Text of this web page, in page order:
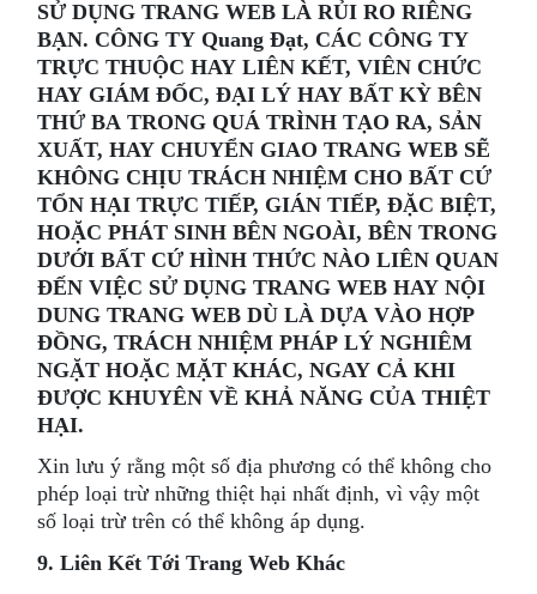
SỬ DỤNG TRANG WEB LÀ RỦI RO RIÊNG
BẠN. CÔNG TY Quang Đạt, CÁC CÔNG TY
TRỰC THUỘC HAY LIÊN KẾT, VIÊN CHỨC
HAY GIÁM ĐỐC, ĐẠI LÝ HAY BẤT KỲ BÊN
THỨ BA TRONG QUÁ TRÌNH TẠO RA, SẢN
XUẤT, HAY CHUYỂN GIAO TRANG WEB SẼ
KHÔNG CHỊU TRÁCH NHIỆM CHO BẤT CỨ
TỔN HẠI TRỰC TIẾP, GIÁN TIẾP, ĐẶC BIỆT,
HOẶC PHÁT SINH BÊN NGOÀI, BÊN TRONG
DƯỚI BẤT CỨ HÌNH THỨC NÀO LIÊN QUAN
ĐẾN VIỆC SỬ DỤNG TRANG WEB HAY NỘI
DUNG TRANG WEB DÙ LÀ DỰA VÀO HỢP
ĐỒNG, TRÁCH NHIỆM PHÁP LÝ NGHIÊM
NGẶT HOẶC MẶT KHÁC, NGAY CẢ KHI
ĐƯỢC KHUYÊN VỀ KHẢ NĂNG CỦA THIỆT
HẠI.
Xin lưu ý rằng một số địa phương có thể không cho
phép loại trừ những thiệt hại nhất định, vì vậy một
số loại trừ trên có thể không áp dụng.
9. Liên Kết Tới Trang Web Khác